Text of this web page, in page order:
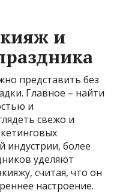
и
представить без
Главное – найти
и
свежо и
индустрии, более
уделяют
считая, что он
настроение.